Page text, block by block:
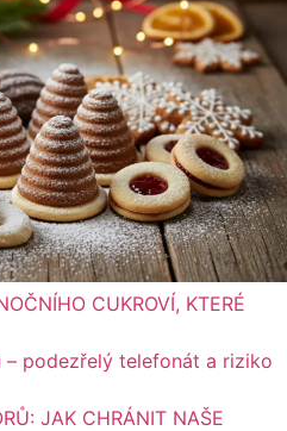
CUKROVÍ, KTERÉ
JAK CHRÁNIT NAŠE